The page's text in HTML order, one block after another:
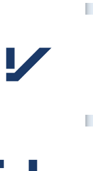
neskorších
v znení
č.